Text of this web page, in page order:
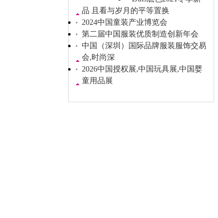
品 且看与岁月的平等置换
2024中国童装产业博览会
第二届中国服装优质制造创新年会
中国（深圳）国际品牌服装服饰交易
会,时尚深
2026中国授权展,中国玩具展,中国婴
童用品展